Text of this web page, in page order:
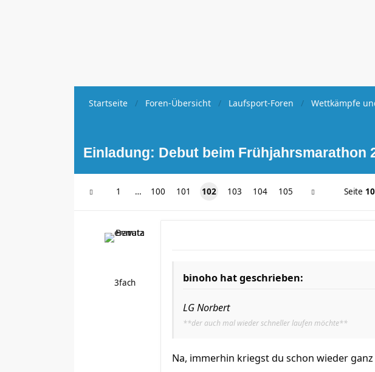
Startseite Foren-Übersicht Laufsport-Foren Wettkämpfe
Einladung: Debut beim Frühjahrsmarathon
1 … 100 101 102 103 104 105 Seite
3fach binoho hat geschrieben:
LG Norbert
**der auch mal wieder schneller laufen möchte**
Na, immerhin kriegst du schon wieder